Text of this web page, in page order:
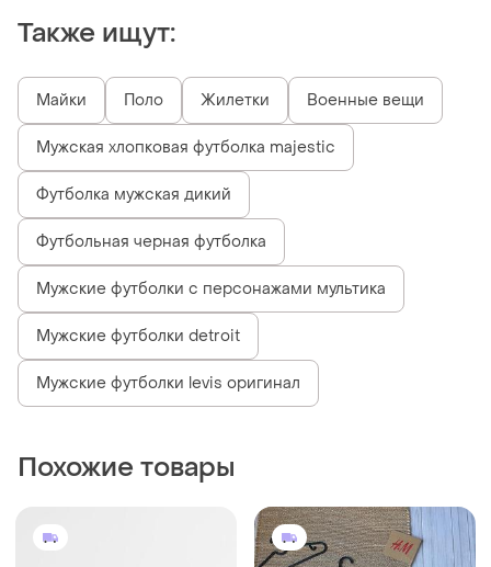
Также ищут:
Майки Поло Жилетки Военные вещи
Мужская хлопковая футболка majestic
Футболка мужская дикий
Футбольная черная футболка
Мужские футболки с персонажами мультика
Мужские футболки detroit
Мужские футболки levis оригинал
Похожие товары